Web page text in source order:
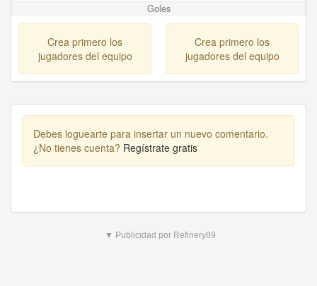
Goles
Crea primero los
jugadores del equipo
Crea primero los
jugadores del equipo
Debes loguearte para insertar un nuevo comentario.
¿No tienes cuenta? Regístrate gratis
▼ Publicidad por Refinery89